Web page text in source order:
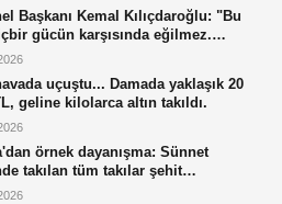
Başkanı Kemal Kılıçdaroğlu: "Bu
gücün karşısında eğilmez.
önünde eğiliriz."
uçuştu... Damada yaklaşık 20
geline kilolarca altın takıldı.
örnek dayanışma: Sünnet
takılan tüm takılar şehit
çocuklarına bağışlandı